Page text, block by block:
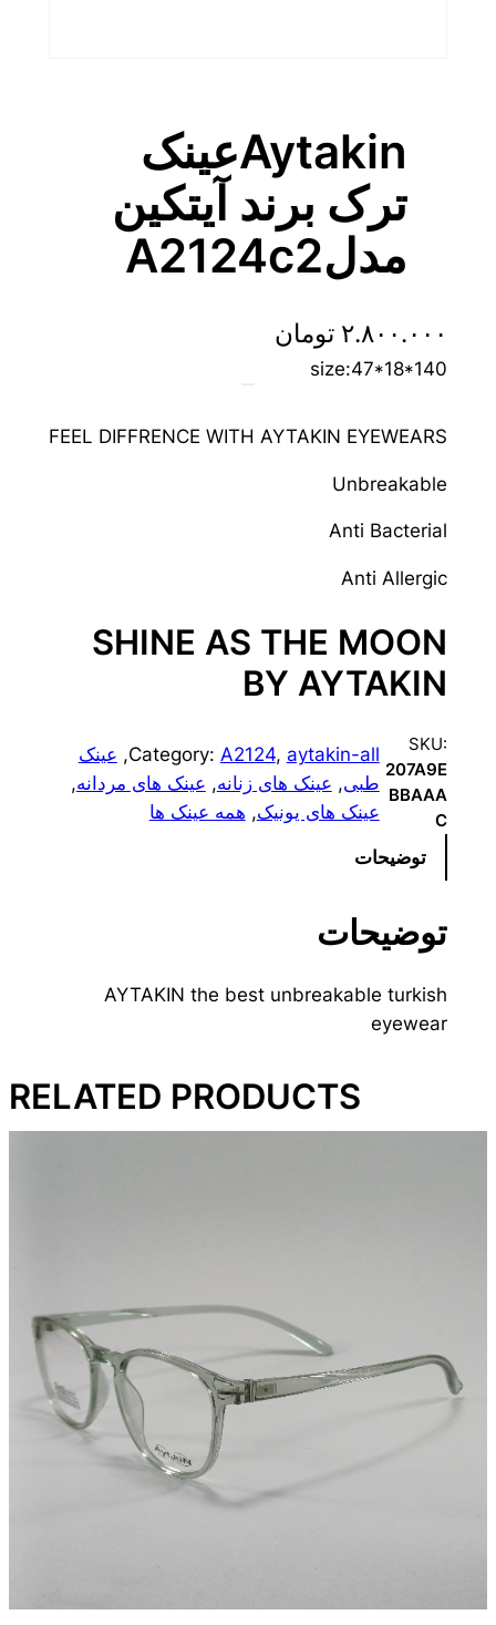
Aytakinعینک
ترک برند آیتکین
مدلA2124c2
۲.۸۰۰.۰۰۰ تومان
size:47*18*140
FEEL DIFFRENCE WITH AYTAKIN EYEWEARS
Unbreakable
Anti Bacterial
Anti Allergic
SHINE AS THE MOON
BY AYTAKIN
SKU:
207A9E
BBAAA
C
Category: A2124, aytakin-all
, عینک
طبی, عینک های زنانه, عینک های مردانه,
عینک های یونیک, همه عینک ها
توضیحات
توضیحات
AYTAKIN the best unbreakable turkish
eyewear
RELATED PRODUCTS